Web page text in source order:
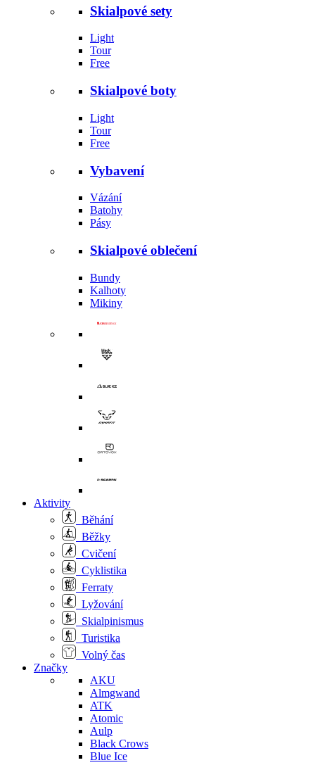
Skialpové sety
Light
Tour
Free
Skialpové boty
Light
Tour
Free
Vybavení
Vázání
Batohy
Pásy
Skialpové oblečení
Bundy
Kalhoty
Mikiny
Aktivity
Běhání
Běžky
Cvičení
Cyklistika
Ferraty
Lyžování
Skialpinismus
Turistika
Volný čas
Značky
AKU
Almgwand
ATK
Atomic
Aulp
Black Crows
Blue Ice